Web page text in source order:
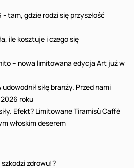
tam, gdzie rodzi się przyszłość
ile kosztuje i czego się
– nowa limitowana edycja Art już w
siłę branży. Przed nami
roku
Efekt? Limitowane Tiramisù Caffè
włoskim deserem
zdrowu!?